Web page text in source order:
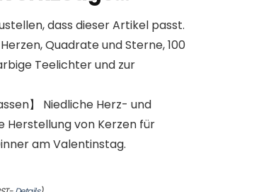
dass dieser Artikel passt.
Quadrate und Sterne, 100
Teelichter und zur
】 Niedliche Herz- und
Herstellung von Kerzen für
am Valentinstag.